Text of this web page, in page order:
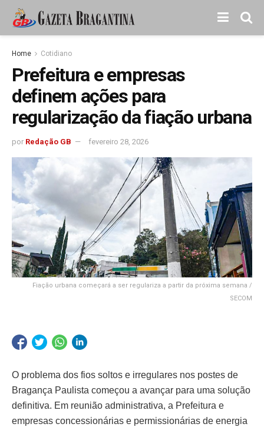
Home Cotidiano
Prefeitura e empresas
definem ações para
regularização da fiação urbana
por Redação GB fevereiro 28, 2026
Fiação urbana começará a ser regulariza a partir da próxima semana /
SECOM
O problema dos fios soltos e irregulares nos postes de
Bragança Paulista começou a avançar para uma solução
definitiva. Em reunião administrativa, a Prefeitura e
empresas concessionárias e permissionárias de energia